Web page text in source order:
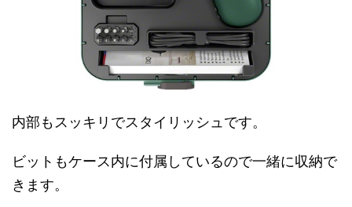
内部もスッキリでスタイリッシュです。
ビットもケース内に付属しているので一緒に収納で
きます。